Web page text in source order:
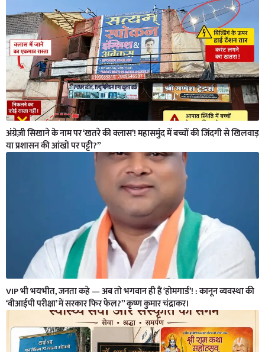
अंग्रेज़ी सिखाने के नाम पर ‘खतरे की क्लास’! महासमुंद में बच्चों की जिंदगी से खिलवाड़
या प्रशासन की आंखों पर पट्टी?”
VIP भी भयभीत, जनता कहे — अब तो भगवान ही हैं ‘होमगार्ड’! : कानून व्यवस्था की
‘वीआईपी परीक्षा’ में सरकार फिर फेल?” कृष्ण कुमार चंद्राकर।